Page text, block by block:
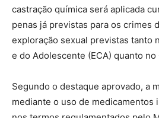
castração química será aplicada
penas já previstas para os crimes
exploração sexual previstas tanto
e do Adolescente (ECA) quanto no
Segundo o destaque aprovado, a
mediante o uso de medicamentos